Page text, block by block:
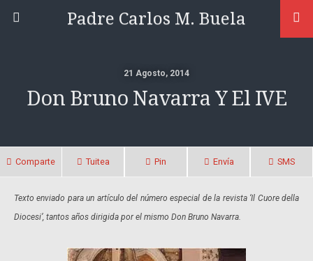
Padre Carlos M. Buela
21 Agosto, 2014
Don Bruno Navarra Y El IVE
Comparte Tuitea Pin Envía SMS
Texto enviado para un artículodel número especial de la revista ‘Il Cuore della
Diocesi’, tantos años dirigida por el mismo Don Bruno Navarra.